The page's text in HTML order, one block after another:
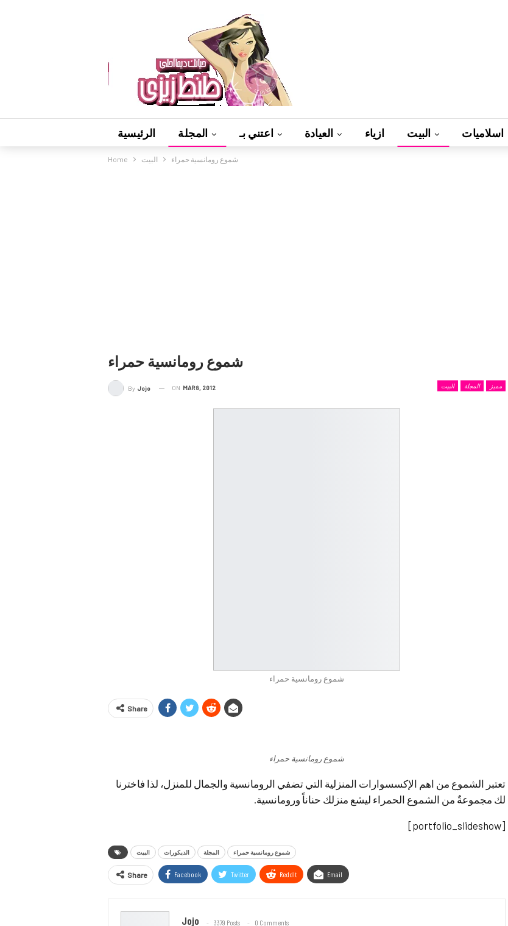
الرئيسية المجلة اعتني بـ العيادة ازياء البيت اسلاميات
ألعاب فيديوهات Home البيت شموع رومانسية حمراء
شموع رومانسية حمراء
البيت المجلة مميز By Jojo ON MAR 8, 2012
شموع رومانسية حمراء
Share
شموع رومانسية حمراء
تعتبر الشموع من اهم الإكسسوارات المنزلية التي تضفي الرومانسية والجمال للمنزل، لذا فاخترنا
لك مجموعةٌ من الشموع الحمراء ليشع منزلك حناناً ورومانسية.
[portfolio_slideshow]
البيت الديكورات المجلة شموع رومانسية حمراء
Share Facebook Twitter ReddIt Email
Jojo 3379 Posts 0 Comments